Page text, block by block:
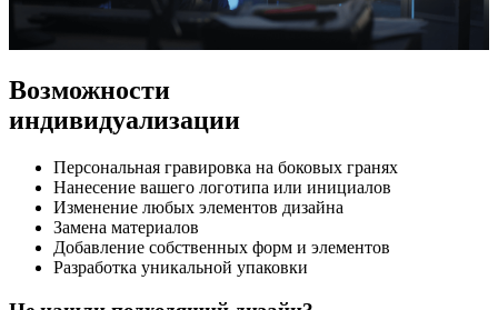
Возможности
индивидуализации
Персональная гравировка на боковых гранях
Нанесение вашего логотипа или инициалов
Изменение любых элементов дизайна
Замена материалов
Добавление собственных форм и элементов
Разработка уникальной упаковки